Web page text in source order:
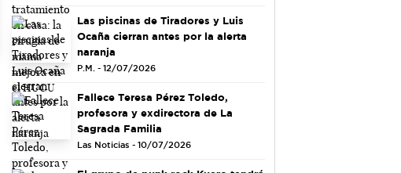
Las piscinas de Tiradores y Luis
Ocaña cierran antes por la alerta
naranja
P.M. - 12/07/2026
Fallece Teresa Pérez Toledo,
profesora y exdirectora de La
Sagrada Familia
Las Noticias - 10/07/2026